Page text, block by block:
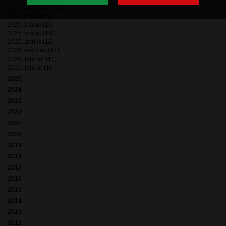
2026. június (13)
2026. május (14)
2026. április (12)
2026. március (13)
2026. február (12)
2026. január (1)
2025
2024
2023
2022
2021
2020
2019
2018
2017
2016
2015
2014
2013
2012